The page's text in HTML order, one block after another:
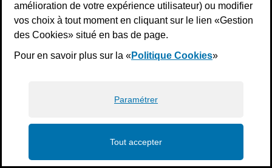
amélioration de votre expérience utilisateur) ou modifier
vos choix à tout moment en cliquant sur le lien «Gestion
des Cookies» situé en bas de page.
Pour en savoir plus sur la «Politique Cookies»
Paramétrer
Tout accepter